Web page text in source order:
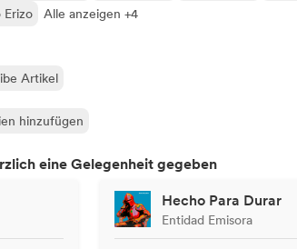
Erizo Alle anzeigen +4
Artikel
hinzufügen
eine Gelegenheit gegeben
Hecho Para Durar
Entidad Emisora